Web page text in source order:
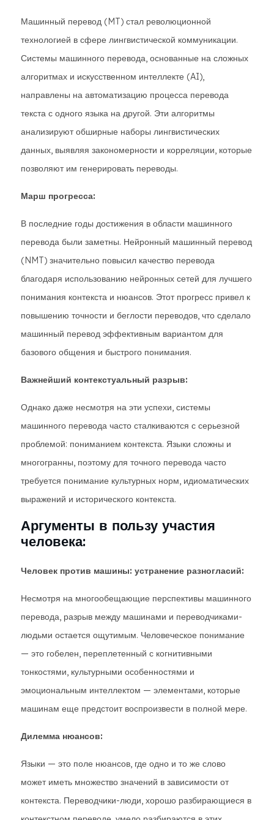
Машинный перевод (MT) стал революционной
технологией в сфере лингвистической коммуникации.
Системы машинного перевода, основанные на сложных
алгоритмах и искусственном интеллекте (AI),
направлены на автоматизацию процесса перевода
текста с одного языка на другой. Эти алгоритмы
анализируют обширные наборы лингвистических
данных, выявляя закономерности и корреляции, которые
позволяют им генерировать переводы.
Марш прогресса:
В последние годы достижения в области машинного
перевода были заметны. Нейронный машинный перевод
(NMT) значительно повысил качество перевода
благодаря использованию нейронных сетей для лучшего
понимания контекста и нюансов. Этот прогресс привел к
повышению точности и беглости переводов, что сделало
машинный перевод эффективным вариантом для
базового общения и быстрого понимания.
Важнейший контекстуальный разрыв:
Однако даже несмотря на эти успехи, системы
машинного перевода часто сталкиваются с серьезной
проблемой: пониманием контекста. Языки сложны и
многогранны, поэтому для точного перевода часто
требуется понимание культурных норм, идиоматических
выражений и исторического контекста.
Аргументы в пользу участия
человека:
Человек против машины: устранение разногласий:
Несмотря на многообещающие перспективы машинного
перевода, разрыв между машинами и переводчиками-
людьми остается ощутимым. Человеческое понимание
— это гобелен, переплетенный с когнитивными
тонкостями, культурными особенностями и
эмоциональным интеллектом — элементами, которые
машинам еще предстоит воспроизвести в полной мере.
Дилемма нюансов:
Языки — это поле нюансов, где одно и то же слово
может иметь множество значений в зависимости от
контекста. Переводчики-люди, хорошо разбирающиеся в